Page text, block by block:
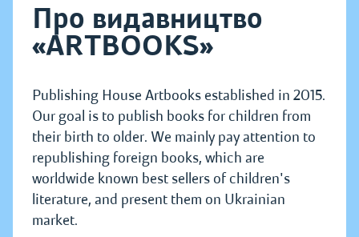
Про видавництво
«ARTBOOKS»
Publishing House Artbooks established in 2015.
Our goal is to publish books for children from
their birth to older. We mainly pay attention to
republishing foreign books, which are
worldwide known best sellers of children's
literature, and present them on Ukrainian
market.